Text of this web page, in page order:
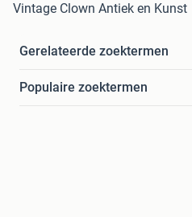
Vintage Clown Antiek en Kunst
Gerelateerde zoektermen
Populaire zoektermen